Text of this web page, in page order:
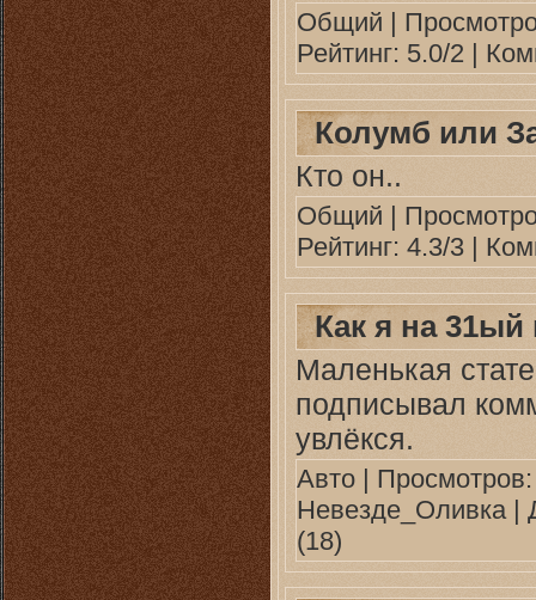
Общий |
Рейтинг: 5.0/2 |
Колумб или
Кто он..
Общий |
Рейтинг: 4.3/3 |
Как я на
Маленькая
подписывал
увлёкся.
Авто |
Невезде_Оливка |
(18)